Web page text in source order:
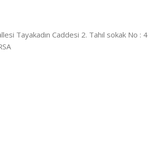
Tayakadın Caddesi 2. Tahıl sokak No : 4